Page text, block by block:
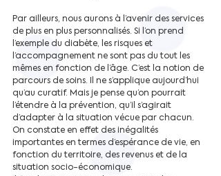
Par ailleurs, nous aurons à l’avenir des services
de plus en plus personnalisés. Si l’on prend
l’exemple du diabète, les risques et
l’accompagnement ne sont pas du tout les
mêmes en fonction de l’âge. C’est la notion de
parcours de soins. Il ne s’applique aujourd’hui
qu’au curatif. Mais je pense qu’on pourrait
l’étendre à la prévention, qu’il s’agirait
d’adapter à la situation vécue par chacun.
On constate en effet des inégalités
importantes en termes d’espérance de vie, en
fonction du territoire, des revenus et de la
situation socio-économique.